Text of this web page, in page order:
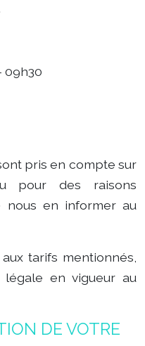
09h30
pris en compte sur
pour des raisons
nous en informer au
tarifs mentionnés,
en vigueur au
DE VOTRE